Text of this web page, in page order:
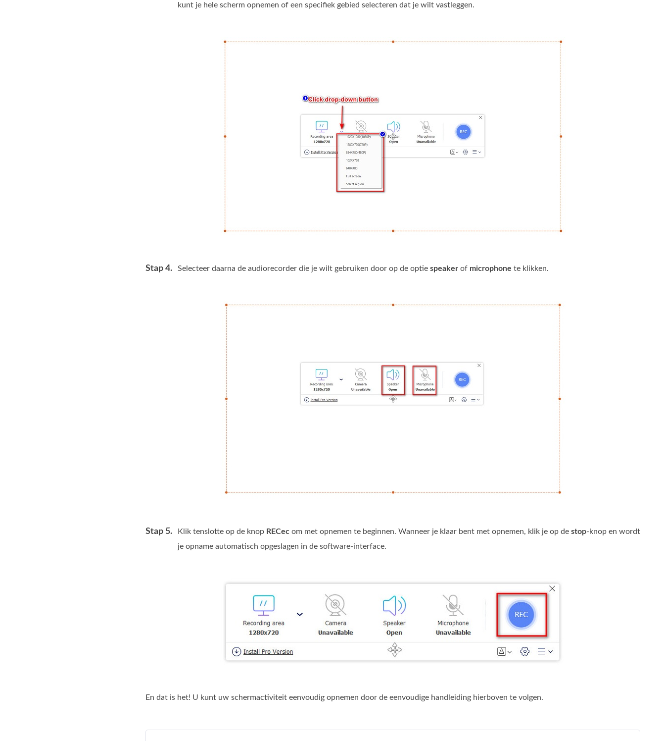
kunt je hele scherm opnemen of een specifiek gebied selecteren dat je wilt vastleggen.
Stap 4. Selecteer daarna de audiorecorder die je wilt gebruiken door op de optie speaker of microphone te klikken.
Stap 5. Klik tenslotte op de knop RECec om met opnemen te beginnen. Wanneer je klaar bent met opnemen, klik je op de stop-knop en wordt
je opname automatisch opgeslagen in de software-interface.
En dat is het! U kunt uw schermactiviteit eenvoudig opnemen door de eenvoudige handleiding hierboven te volgen.